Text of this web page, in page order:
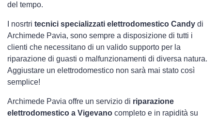
del tempo.
I nosrtri tecnici specializzati elettrodomestico Candy di
Archimede Pavia, sono sempre a disposizione di tutti i
clienti che necessitano di un valido supporto per la
riparazione di guasti o malfunzionamenti di diversa natura.
Aggiustare un elettrodomestico non sarà mai stato così
semplice!
Archimede Pavia offre un servizio di riparazione
elettrodomestico a Vigevano completo e in rapidità su